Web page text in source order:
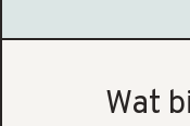
Wat